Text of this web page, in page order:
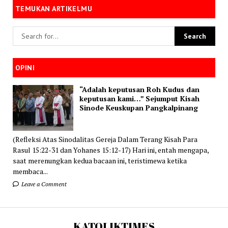
TEMUKAN ARTIKELMU
OPINI
“Adalah keputusan Roh Kudus dan
keputusan kami…” Sejumput Kisah
Sinode Keuskupan Pangkalpinang
(Refleksi Atas Sinodalitas Gereja Dalam Terang Kisah Para
Rasul 15:22-31 dan Yohanes 15:12-17) Hari ini, entah mengapa,
saat merenungkan kedua bacaan ini, teristimewa ketika
membaca...
Leave a Comment